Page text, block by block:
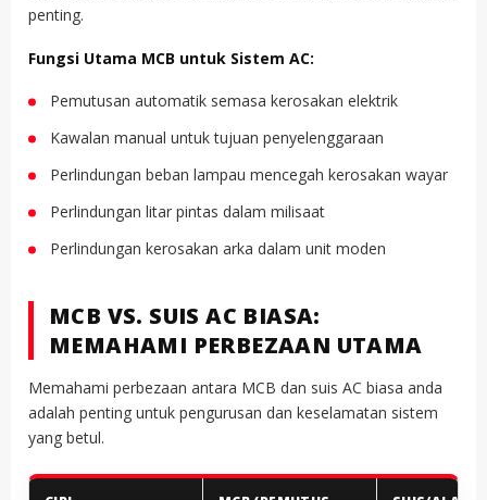
penting.
Fungsi Utama MCB untuk Sistem AC:
Pemutusan automatik semasa kerosakan elektrik
Kawalan manual untuk tujuan penyelenggaraan
Perlindungan beban lampau mencegah kerosakan wayar
Perlindungan litar pintas dalam milisaat
Perlindungan kerosakan arka dalam unit moden
MCB VS. SUIS AC BIASA:
MEMAHAMI PERBEZAAN UTAMA
Memahami perbezaan antara MCB dan suis AC biasa anda
adalah penting untuk pengurusan dan keselamatan sistem
yang betul.